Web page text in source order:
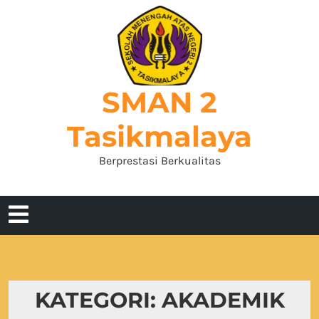
SMAN 2
Tasikmalaya
Berprestasi Berkualitas
Open
KATEGORI: AKADEMIK